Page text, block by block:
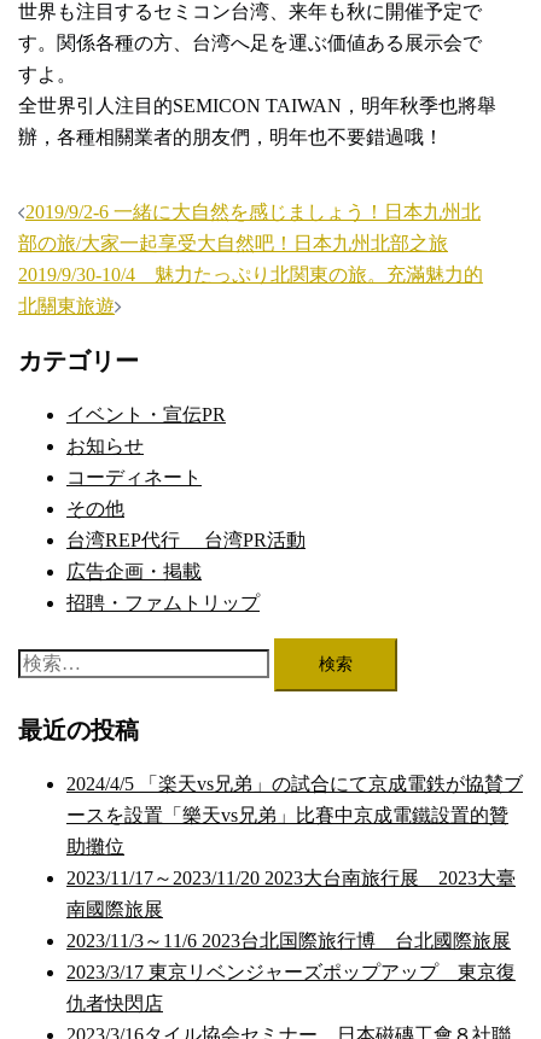
世界も注目するセミコン台湾、来年も秋に開催予定で
す。関係各種の方、台湾へ足を運ぶ価値ある展示会で
すよ。
全世界引人注目的SEMICON TAIWAN，明年秋季也將舉
辦，各種相關業者的朋友們，明年也不要錯過哦！
投
稿
ナ
ビ
ゲ
ー
2019/9/2-6 一緒に大自然を感じましょう！日本九州北
部の旅/大家一起享受大自然吧！日本九州北部之旅
2019/9/30-10/4 魅力たっぷり北関東の旅。充滿魅力的
北關東旅遊
カテゴリー
イベント・宣伝PR
お知らせ
コーディネート
その他
台湾REP代行 台湾PR活動
広告企画・掲載
招聘・ファムトリップ
検
最近の投稿
2024/4/5 「楽天vs兄弟」の試合にて京成電鉄が協賛ブ
ースを設置「樂天vs兄弟」比賽中京成電鐵設置的贊
助攤位
2023/11/17～2023/11/20 2023大台南旅行展 2023大臺
南國際旅展
2023/11/3～11/6 2023台北国際旅行博 台北國際旅展
2023/3/17 東京リベンジャーズポップアップ 東京復
仇者快閃店
2023/3/16タイル協会セミナー 日本磁磚工會８社聯